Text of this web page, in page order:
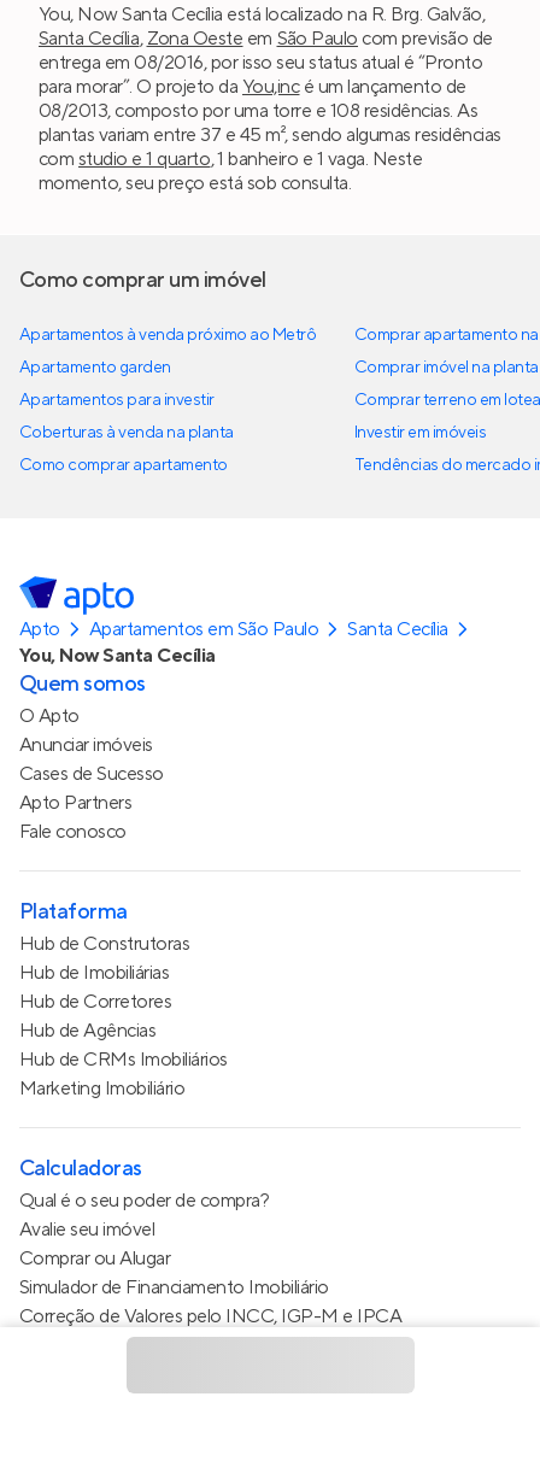
You, Now Santa Cecília está localizado na R. Brg. Galvão,
Santa Cecília, Zona Oeste em São Paulo com previsão de
entrega em 08/2016, por isso seu status atual é “Pronto
para morar”. O projeto da You,incé um lançamento de
08/2013, composto por uma torre e 108 residências. As
plantas variam entre 37 e 45 m², sendo algumas residências
com studio e 1 quarto, 1 banheiro e 1 vaga. Neste
momento, seu preço está sob consulta.
Como comprar um imóvel
Apartamentos à venda próximo ao Metrô
Apartamento garden
Apartamentos para investir
Coberturas à venda na planta
Como comprar apartamento
Comprar apartamento
Comprar imóvel na planta
Comprar terreno em
Investir em imóveis
Tendências do mercado
Apto Apartamentos em São Paulo
Santa Cecília
You, Now Santa Cecília
Quem somos
O Apto
Anunciar imóveis
Cases de Sucesso
Apto Partners
Fale conosco
Plataforma
Hub de Construtoras
Hub de Imobiliárias
Hub de Corretores
Hub de Agências
Hub de CRMs Imobiliários
Marketing Imobiliário
Calculadoras
Qual é o seu poder de compra?
Avalie seu imóvel
Comprar ou Alugar
Simulador de Financiamento Imobiliário
Correção de Valores pelo INCC, IGP-M e IPCA
Estimativa de valor do condomínio